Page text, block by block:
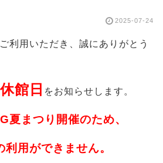
2025-07-24
利用いただき、誠にありがとう
館日 をお知らせします。
夏まつり開催のため、
用ができません。